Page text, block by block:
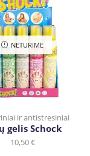
NETURIME
ir antistresiniai
gelis Schock
10,50€